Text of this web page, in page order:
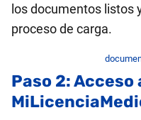
los documentos listos
proceso de carga.
Paso 2: